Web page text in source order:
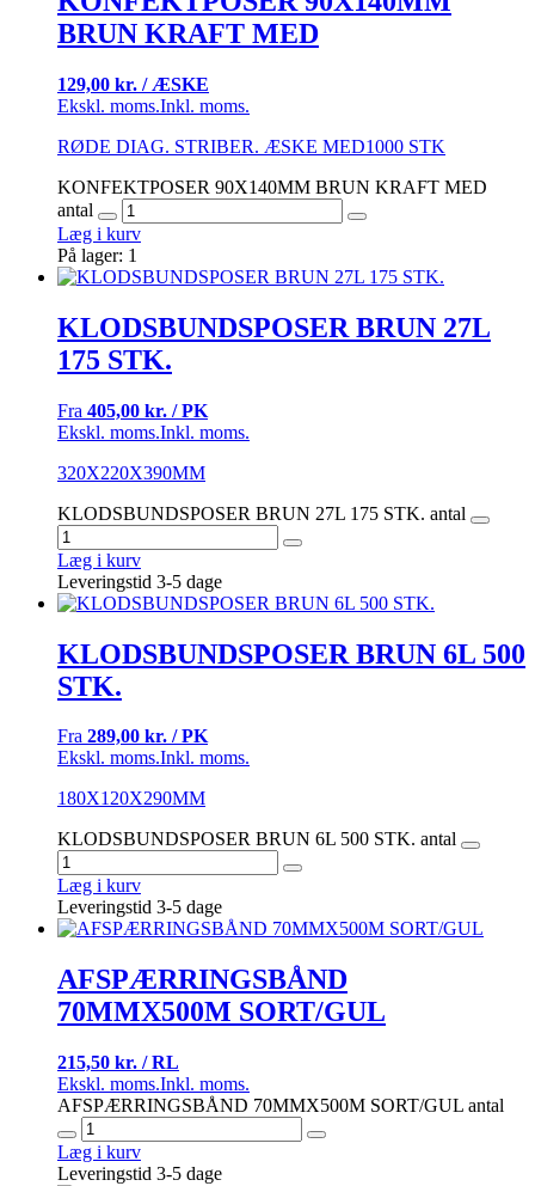
BRUN KRAFT MED
129,00 kr. / ÆSKE
Ekskl. moms.Inkl. moms.
RØDE DIAG. STRIBER. ÆSKE MED1000 STK
KONFEKTPOSER 90X140MM BRUN KRAFT MED
antal
Læg i kurv
På lager: 1
KLODSBUNDSPOSER BRUN 27L
175 STK.
Fra 405,00 kr. / PK
Ekskl. moms.Inkl. moms.
320X220X390MM
KLODSBUNDSPOSER BRUN 27L 175 STK. antal
Læg i kurv
Leveringstid 3-5 dage
KLODSBUNDSPOSER BRUN 6L 500
STK.
Fra 289,00 kr. / PK
Ekskl. moms.Inkl. moms.
180X120X290MM
KLODSBUNDSPOSER BRUN 6L 500 STK. antal
Læg i kurv
Leveringstid 3-5 dage
AFSPÆRRINGSBÅND
70MMX500M SORT/GUL
215,50 kr. / RL
Ekskl. moms.Inkl. moms.
AFSPÆRRINGSBÅND 70MMX500M SORT/GUL antal
Læg i kurv
Leveringstid 3-5 dage